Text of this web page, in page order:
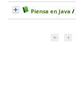
Piensa en Java /